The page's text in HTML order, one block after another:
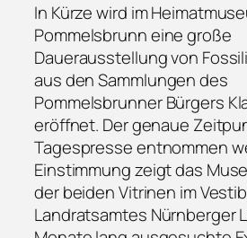
In Kürze wird im
Pommelsbrunn eine große
Dauerausstellung von
aus den Sammlungen des
Pommelsbrunner Bürgers
eröffnet. Der genaue
Tagespresse entnommen
Einstimmung zeigt das
der beiden Vitrinen im
Landratsamtes Nürnberger